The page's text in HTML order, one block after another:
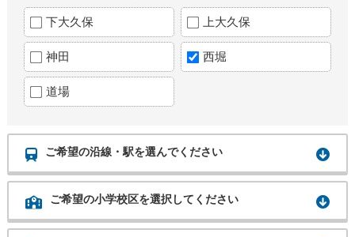
下大久保 上大久保
神田 西堀
道場
ご希望の沿線・駅を選んでください
ご希望の小学校区を選択してください